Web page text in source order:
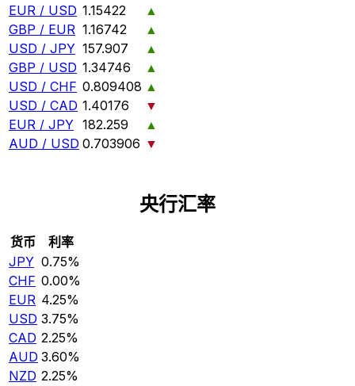
EUR / USD 1.15422
▲
GBP / EUR 1.16742
▲
USD / JPY 157.907
▲
GBP / USD 1.34746
▲
USD / CHF 0.809408 ▲
USD / CAD 1.40176
▼
EUR / JPY 182.259
▲
AUD / USD 0.703906 ▼
央行汇率
货币
利率
JPY 0.75%
CHF 0.00%
EUR 4.25%
USD 3.75%
CAD 2.25%
AUD 3.60%
NZD 2.25%